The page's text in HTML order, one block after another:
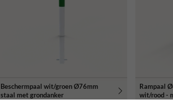
Beschermpaal wit/groen Ø76mm
staal met grondanker
Rampaal
wit/rood -